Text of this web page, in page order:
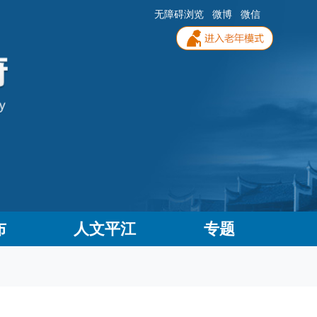
无障碍浏览 微博 微信
人文平江 专题